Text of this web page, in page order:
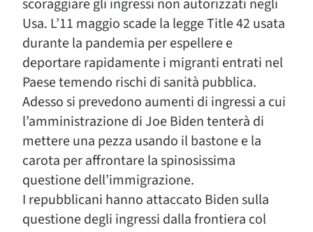
scoraggiare gli ingressi non autorizzati negli
Usa. L’11 maggio scade la legge Title 42 usata
durante la pandemia per espellere e
deportare rapidamente i migranti entrati nel
Paese temendo rischi di sanità pubblica.
Adesso si prevedono aumenti di ingressi a cui
l’amministrazione di Joe Biden tenterà di
mettere una pezza usando il bastone e la
carota per affrontare la spinosissima
questione dell’immigrazione.
I repubblicani hanno attaccato Biden sulla
questione degli ingressi dalla frontiera col